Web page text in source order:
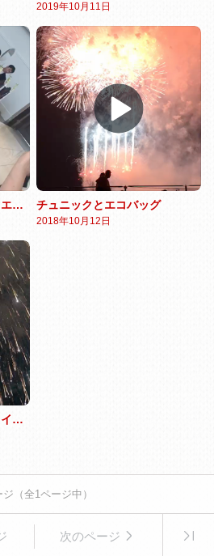
2019年10月11日
ハンドメイドいっぱいのウエディングとリングドッグ チュニックとエコバッグ
2018年10月12日
後ろリボンのブラウスとワイドパンツ
ジ（全1ページ中）
次のページ